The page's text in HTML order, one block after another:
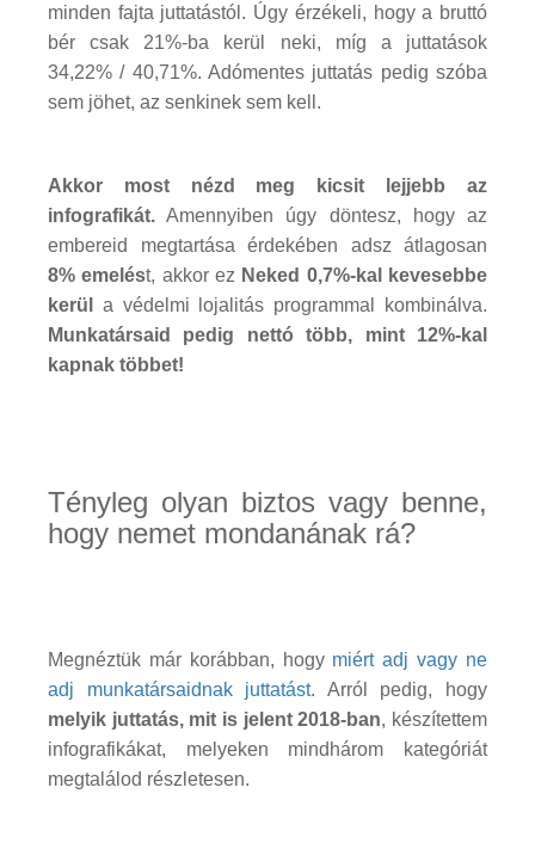
minden fajta juttatástól. Úgy érzékeli, hogy a bruttó
bér csak 21%-ba kerül neki, míg a juttatások
34,22% / 40,71%. Adómentes juttatás pedig szóba
sem jöhet, az senkinek sem kell.
Akkor most nézd meg kicsit lejjebb az
infografikát. Amennyiben úgy döntesz, hogy az
embereid megtartása érdekében adsz átlagosan
8% emelést, akkor ez Neked 0,7%-kal kevesebbe
kerül
a védelmi lojalitás programmal kombinálva.
Munkatársaid pedig nettó több, mint 12%-kal
kapnak többet!
Tényleg olyan biztos vagy benne,
hogy nemet mondanának rá?
Megnéztük már korábban, hogy miért adj vagy ne
adj munkatársaidnak juttatást. Arról pedig, hogy
melyik juttatás, mit is jelent 2018-ban, készítettem
infografikákat, melyeken mindhárom kategóriát
megtalálod részletesen.